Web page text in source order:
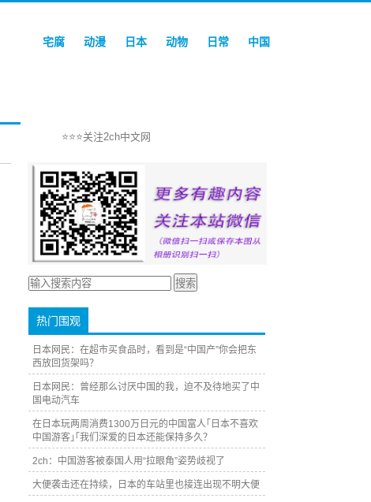
宅腐 动漫 日本 动物 日常 中国
⭐⭐⭐关注2ch中文网
热门围观
日本网民：在超市买食品时，看到是“中国产”你会把东
西放回货架吗？
日本网民：曾经那么讨厌中国的我，迫不及待地买了中
国电动汽车
在日本玩两周消费1300万日元的中国富人｢日本不喜欢
中国游客｣｢我们深爱的日本还能保持多久？
2ch：中国游客被泰国人用“拉眼角”姿势歧视了
大便袭击还在持续，日本的车站里也接连出现不明大便